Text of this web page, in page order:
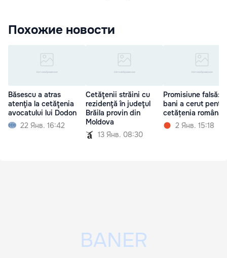
Похожие новости
Băsescu a atras
atenţia la cetăţenia
avocatului lui Dodon
22 Янв. 16:42
Cetăţenii străini cu
rezidenţă în judeţul
Brăila provin din
Moldova
13 Янв. 08:30
Promisiune falsă:
bani a cerut pentru
cetățenia română
2 Янв. 15:18